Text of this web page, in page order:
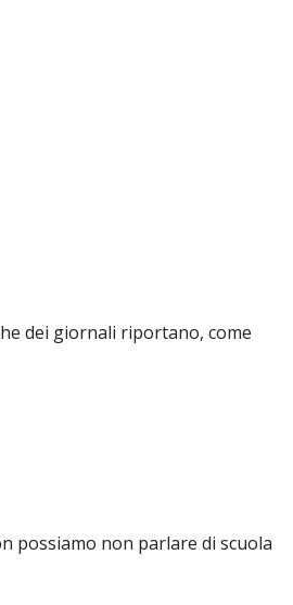
dei giornali riportano, come
possiamo non parlare di scuola